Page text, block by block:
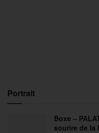
Portrait
Boxe –
sourire de la